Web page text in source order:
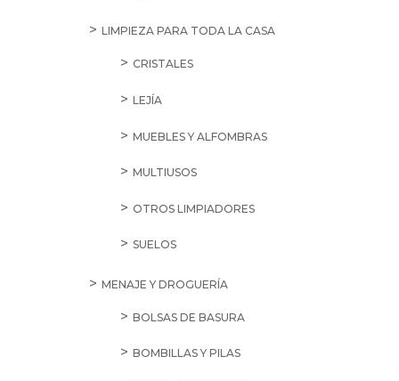
LIMPIEZA PARA TODA LA CASA
CRISTALES
LEJÍA
MUEBLES Y ALFOMBRAS
MULTIUSOS
OTROS LIMPIADORES
SUELOS
MENAJE Y DROGUERÍA
BOLSAS DE BASURA
BOMBILLAS Y PILAS